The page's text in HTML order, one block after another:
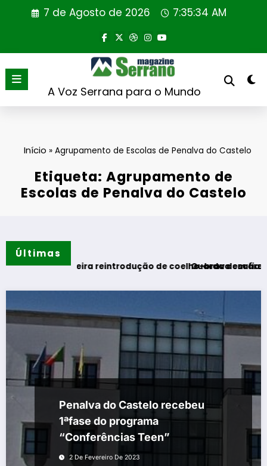
7 de Agosto de 2026 7:35:36 AM
A Voz Serrana para o Mundo
Início » Agrupamento de Escolas de Penalva do Castelo
Etiqueta: Agrupamento de
Escolas de Penalva do Castelo
Últimas
de coelho-bravo em área rewilding
Guarda desafia amantes do BTT na mítica
Penalva do Castelo recebeu
1ªfase do programa
“Conferências Teen”
2 De Fevereiro De 2023